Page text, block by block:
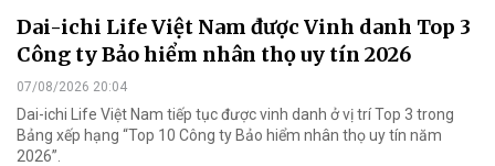
Dai-ichi Life Việt Nam được Vinh danh Top 3
Công ty Bảo hiểm nhân thọ uy tín 2026
07/08/2026 20:04
Dai-ichi Life Việt Nam tiếp tục được vinh danh ở vị trí Top 3 trong
Bảng xếp hạng “Top 10 Công ty Bảo hiểm nhân thọ uy tín năm
2026”.